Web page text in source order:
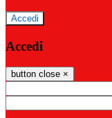
Accedi
Accedi
button close ×